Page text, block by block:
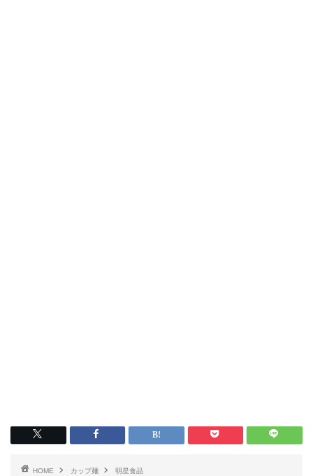
HOME カップ麺
明星食品